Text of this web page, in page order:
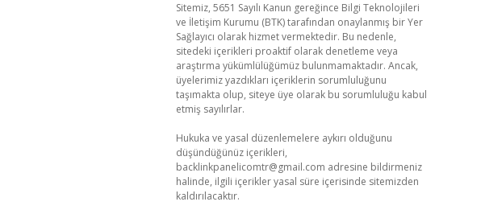
Sitemiz, 5651 Sayılı Kanun gereğince Bilgi Teknolojileri
ve İletişim Kurumu (BTK) tarafından onaylanmış bir Yer
Sağlayıcı olarak hizmet vermektedir. Bu nedenle,
sitedeki içerikleri proaktif olarak denetleme veya
araştırma yükümlülüğümüz bulunmamaktadır. Ancak,
üyelerimiz yazdıkları içeriklerin sorumluluğunu
taşımakta olup, siteye üye olarak bu sorumluluğu kabul
etmiş sayılırlar.
Hukuka ve yasal düzenlemelere aykırı olduğunu
düşündüğünüz içerikleri,
backlinkpanelicomtr@gmail.com adresine bildirmeniz
halinde, ilgili içerikler yasal süre içerisinde sitemizden
kaldırılacaktır.